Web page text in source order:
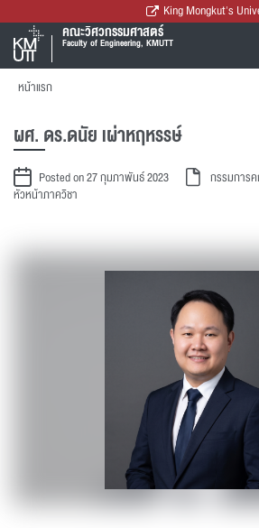
King Mongkut's
คณะวิศวกรรมศาสตร์
Faculty of Engineering, KMUTT
หน้าแรก
ผศ. ดร.ดนัย เผ่าหฤหรรษ์
Posted on 27 กุมภาพันธ์ 2023 กรรมการ
หัวหน้าภาควิชา